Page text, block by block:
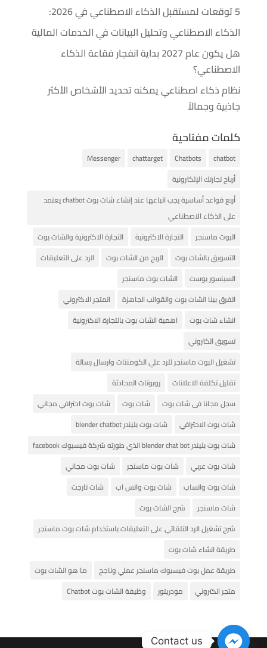
5 توقعات لمستقبل الذكاء الاصطناعي في 2026:
الذكاء الاصطناعي وتحليل البيانات في الخدمات المالية
هل يكون عام 2027 بداية انفجار فقاعة الذكاء
الاصطناعي؟
نظام ذكاء اصطناعي يمكنه تحديد الأشخاص الأكثر
جاذبية وجمالاً
كلمات مفتاحية
chatbot
Chatbots
chattarget
Messenger
أرباح تجارتك الإلكترونية
أربع قواعد أساسية يجب اتباعها عند إنشاء شات بوت chatbot يعتمد
على الذكاء الاصطناعي
البوت ماسنجر
التجارة الاكترونية
التجارة الاكترونية والشات بوت
التسويق بالشات بوت
الربح من الشات بوت
الرد على التعليقات
السينسور بوست
الشات بوت ماسنجر
الفرق بينا الشات بوت والقوالب الجاهزة
المتجر الاكتروني
انشاء شات بوت
اهمية الشات بوت بالتجارة الاكترونية
تسويق الكتروني
تشغيل البوت ماسنجر للرد علي الكومنتات وارسال رسالة
تقليل تكلفة الاعلانات
روبوتات المحادثة
سجل مجانا فى شات بوت
شات بوت
شات بوت احترافي مجاني
شات بوت الاحترافي
شات بوت بليندر blender chatbot
شات بوت بليندر blender chat bot الذي طورته شركة فيسبوك facebook
شات بوت عربي
شات بوت ماسنجر
شات بوت مجاني
شات بوت واتساب
شات بوت واتس اب
شات تارجت
شات ماسنجر
شرح الشات بوت
شرح تشغيل الرد التلقائي على التعليقات باستخدام شات بوت ماسنجر
طريقة انشاء شات بوت
طريقة عمل بوت فيسبوك ماسنجر عملي وناجح
ما هو الشات بوت
متجر الكتروني
مودريتور وظيفة الشات بوت Chatbot
Contact us